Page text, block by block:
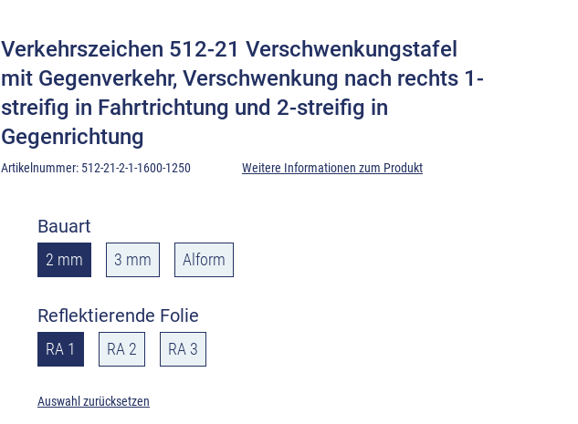
Verkehrszeichen 512-21 Verschwenkungstafel
mit Gegenverkehr, Verschwenkung nach rechts 1-
streifig in Fahrtrichtung und 2-streifig in
Gegenrichtung
Artikelnummer: 512-21-2-1-1600-1250 Weitere Informationen zum Produkt
Bauart
2 mm 3 mm Alform
Reflektierende Folie
RA 1 RA 2 RA 3
Auswahl zurücksetzen